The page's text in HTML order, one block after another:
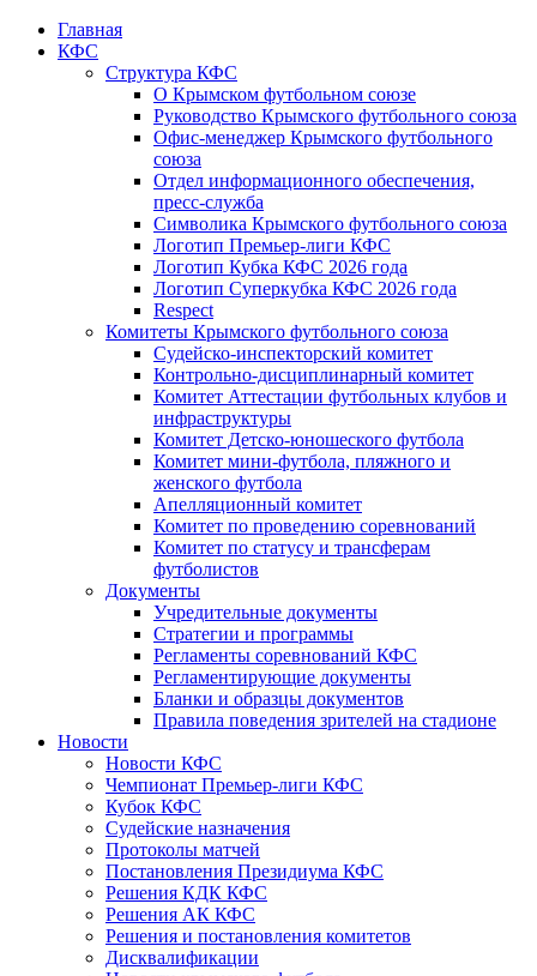
Главная
КФС
Структура КФС
О Крымском футбольном союзе
Руководство Крымского футбольного союза
Офис-менеджер Крымского футбольного
союза
Отдел информационного обеспечения,
пресс-служба
Символика Крымского футбольного союза
Логотип Премьер-лиги КФС
Логотип Кубка КФС 2026 года
Логотип Суперкубка КФС 2026 года
Respect
Комитеты Крымского футбольного союза
Судейско-инспекторский комитет
Контрольно-дисциплинарный комитет
Комитет Аттестации футбольных клубов и
инфраструктуры
Комитет Детско-юношеского футбола
Комитет мини-футбола, пляжного и
женского футбола
Апелляционный комитет
Комитет по проведению соревнований
Комитет по статусу и трансферам
футболистов
Документы
Учредительные документы
Стратегии и программы
Регламенты соревнований КФС
Регламентирующие документы
Бланки и образцы документов
Правила поведения зрителей на стадионе
Новости
Новости КФС
Чемпионат Премьер-лиги КФС
Кубок КФС
Судейские назначения
Протоколы матчей
Постановления Президиума КФС
Решения КДК КФС
Решения АК КФС
Решения и постановления комитетов
Дисквалификации